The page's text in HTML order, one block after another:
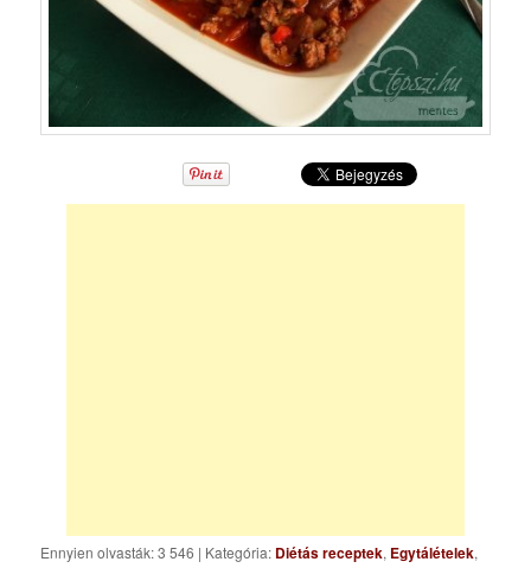
Ennyien olvasták: 3 546 | Kategória: Diétás receptek, Egytálételek,